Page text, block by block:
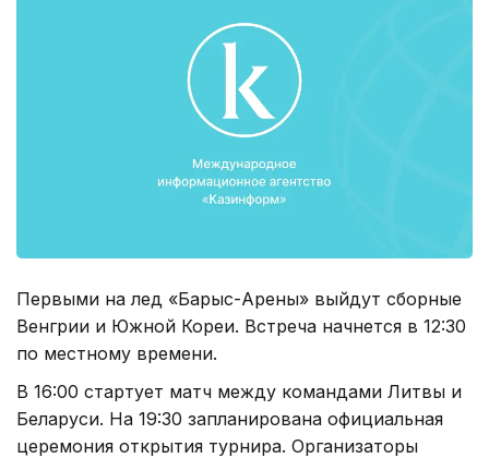
Первыми на лед «Барыс-Арены» выйдут сборные
Венгрии и Южной Кореи. Встреча начнется в 12:30
по местному времени.
В 16:00 стартует матч между командами Литвы и
Беларуси. На 19:30 запланирована официальная
церемония открытия турнира. Организаторы